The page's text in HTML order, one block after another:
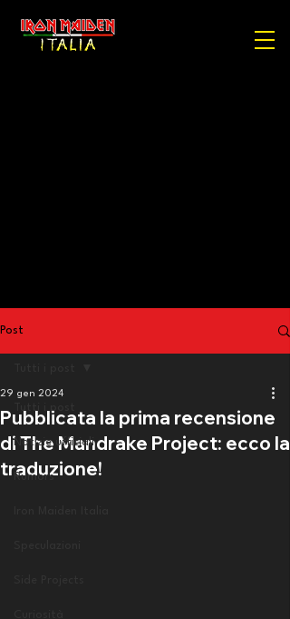
Post
Tutti i post
Notizie ufficiali
Rumors
Pubblicata la prima recensione
di The Mandrake Project: ecco la
traduzione!
29 gen 2024